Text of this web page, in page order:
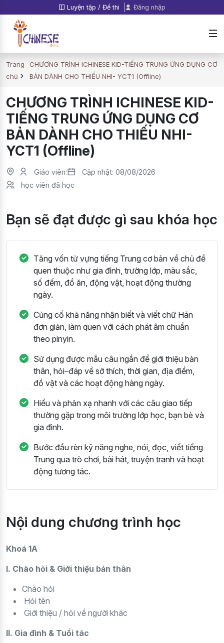
Luyện tập / Đề thi Đăng nhập
Trang
chủ
CHƯƠNG TRÌNH ICHINESE KID-TIẾNG TRUNG ỨNG DỤNG CƠ
BẢN DÀNH CHO THIẾU NHI- YCT1 (Offline)
CHƯƠNG TRÌNH ICHINESE KID-
TIẾNG TRUNG ỨNG DỤNG CƠ
BẢN DÀNH CHO THIẾU NHI-
YCT1 (Offline)
Giáo viên:
Cập nhật: 08/08/2026
học viên đã học
Bạn sẽ đạt được gì sau khóa học
Tăng vốn từ vựng tiếng Trung cơ bản về chủ đề
quen thuộc như gia đình, trường lớp, màu sắc,
số đếm, đồ ăn, động vật, hoạt động thường
ngày.
Củng cố khả năng nhận biết và viết chữ Hán
đơn giản, làm quen với cách phát âm chuẩn
theo pinyin.
Sử dụng được mẫu câu ngắn để giới thiệu bản
thân, hỏi–đáp về sở thích, thời gian, địa điểm,
đồ vật và các hoạt động hàng ngày.
Hiểu và phản xạ nhanh với các câu giao tiếp
thường gặp trong môi trường lớp học, bạn bè và
gia đình.
Bước đầu rèn kỹ năng nghe, nói, đọc, viết tiếng
Trung qua trò chơi, bài hát, truyện tranh và hoạt
động tương tác.
Nội dung chương trình học
Khoá 1A
I. Chào hỏi & Giới thiệu bản thân
Chào hỏi
Hỏi tên
Giới thiệu / hỏi về người khác
II. Gia đình & Tuổi tác